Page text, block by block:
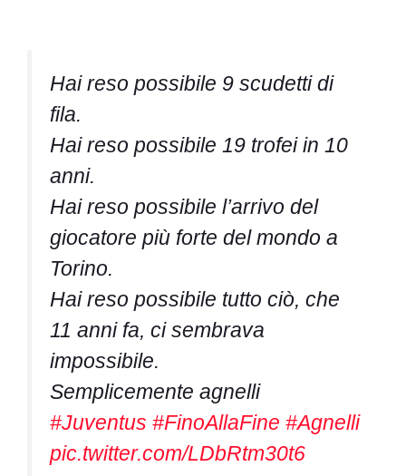
Hai reso possibile 9 scudetti di
fila.
Hai reso possibile 19 trofei in 10
anni.
Hai reso possibile l’arrivo del
giocatore più forte del mondo a
Torino.
Hai reso possibile tutto ciò, che
11 anni fa, ci sembrava
impossibile.
Semplicemente agnelli
#Juventus #FinoAllaFine #Agnelli
pic.twitter.com/LDbRtm30t6